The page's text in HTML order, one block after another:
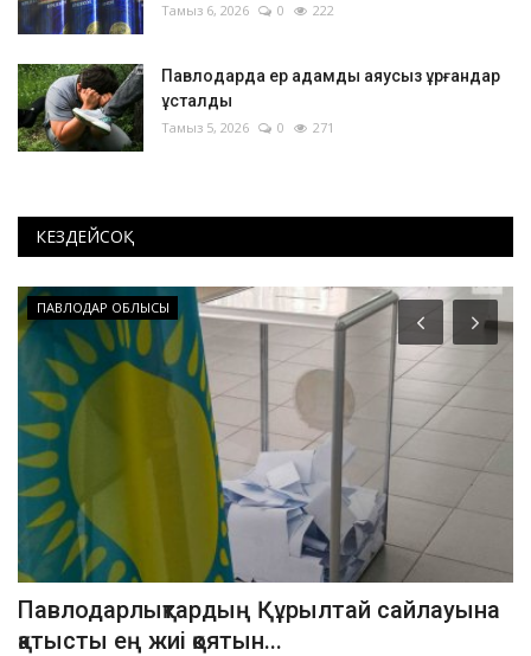
Тамыз 6, 2026 0 222
Павлодарда ер адамды аяусыз ұрғандар
ұсталды
Тамыз 5, 2026 0 271
КЕЗДЕЙСОҚ
ПАВЛОДАР ОБЛЫСЫ
Павлодарлықтардың Құрылтай сайлауына
қатысты ең жиі қоятын...